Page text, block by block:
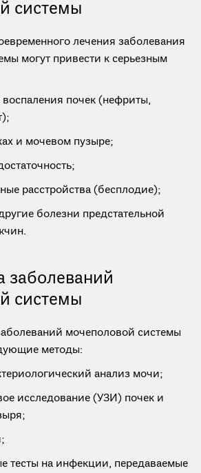
системы
лечения заболевания
могут привести к серьезным
почек (нефриты,
и мочевом пузыре;
расстройства (бесплодие);
болезни предстательной
заболеваний
системы
мочеполовой системы
методы:
анализ мочи;
исследование (УЗИ) почек и
тесты на инфекции, передаваемые